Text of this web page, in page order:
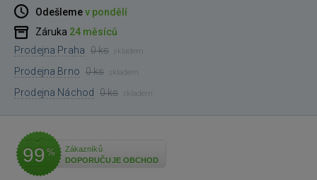
Odešlemev pondělí
Záruka 24 měsíců
Prodejna Praha 0 ks skladem
Prodejna Brno 0 ks skladem
Prodejna Náchod 0 ks skladem
99 %
Zákazníků
DOPORUČUJE OBCHOD